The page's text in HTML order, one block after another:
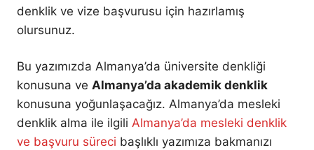
denklik ve vize başvurusu için hazırlamış
olursunuz.
Bu yazımızda Almanya’da üniversite denkliği
konusuna ve Almanya’da akademik denklik
konusuna yoğunlaşacağız. Almanya’da mesleki
denklik alma ile ilgili Almanya’da mesleki denklik
ve başvuru süreci başlıklı yazımıza bakmanızı